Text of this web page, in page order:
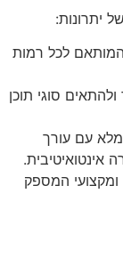
לכל רמות
סוגי תוכן
מלא עם עורך
אינטואיטיבית.
ומקצועי המספק